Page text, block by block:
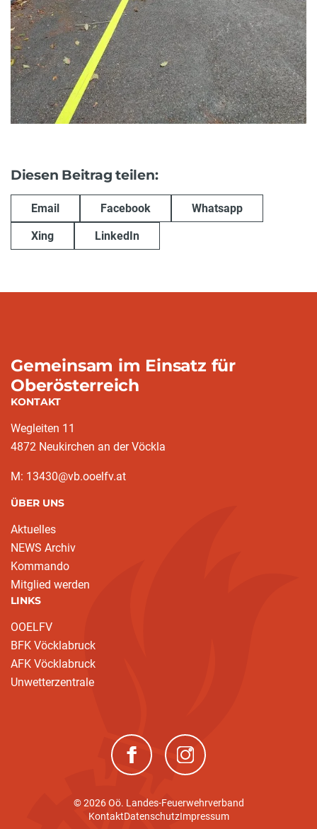
Diesen Beitrag teilen:
Email Facebook Whatsapp
Xing LinkedIn
Gemeinsam im Einsatz für
Oberösterreich
KONTAKT
Wegleiten 11
4872 Neukirchen an der Vöckla
M: 13430@vb.ooelfv.at
ÜBER UNS
Aktuelles
NEWS Archiv
Kommando
Mitglied werden
LINKS
OOELFV
BFK Vöcklabruck
AFK Vöcklabruck
Unwetterzentrale
(neues Fenster)(neues Fenster)
© 2026 Oö. Landes-Feuerwehrverband
KontaktDatenschutzImpressum